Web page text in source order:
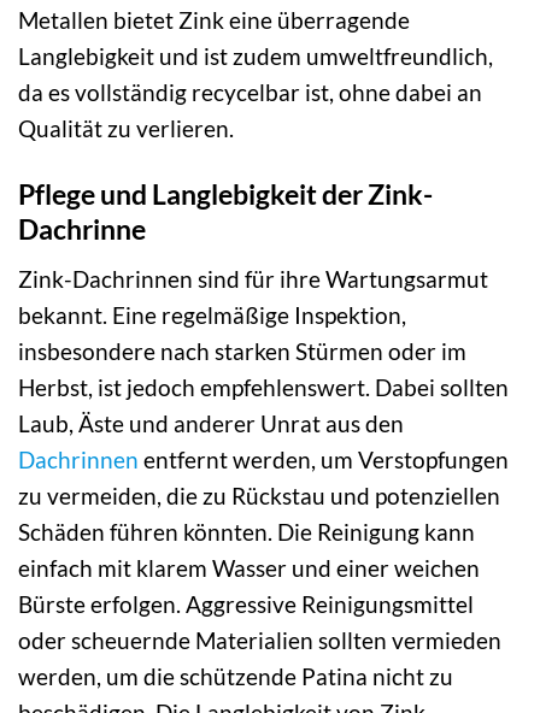
Metallen bietet Zink eine überragende
Langlebigkeit und ist zudem umweltfreundlich,
da es vollständig recycelbar ist, ohne dabei an
Qualität zu verlieren.
Pflege und Langlebigkeit der Zink-
Dachrinne
Zink-Dachrinnen sind für ihre Wartungsarmut
bekannt. Eine regelmäßige Inspektion,
insbesondere nach starken Stürmen oder im
Herbst, ist jedoch empfehlenswert. Dabei sollten
Laub, Äste und anderer Unrat aus den
Dachrinnen entfernt werden, um Verstopfungen
zu vermeiden, die zu Rückstau und potenziellen
Schäden führen könnten. Die Reinigung kann
einfach mit klarem Wasser und einer weichen
Bürste erfolgen. Aggressive Reinigungsmittel
oder scheuernde Materialien sollten vermieden
werden, um die schützende Patina nicht zu